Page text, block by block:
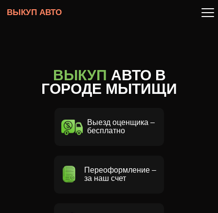
ВЫКУП АВТО
Переоформление –
за наш счет
ВЫКУП АВТО В
ГОРОДЕ МЫТИЩИ
Выезд оценщика –
бесплатно